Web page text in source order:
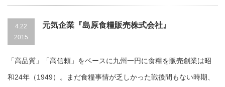
4.22
2015
元気企業『島原食糧販売株式会社』
「高品質」「高信頼」をベースに九州一円に食糧を販売創業は昭
和24年（1949）。まだ食糧事情が乏しかった戦後間もない時期、